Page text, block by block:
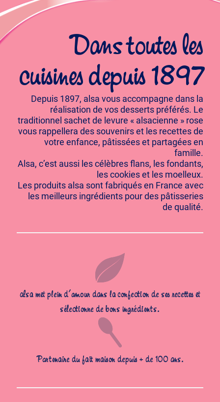
alsa met plein d’amour dans la confection de ses recettes et
sélectionne de bons ingrédients.
Partenaire du fait maison depuis + de 100 ans.
Dans toutes les
cuisines depuis 1897
Depuis 1897, alsa vous accompagne dans la
réalisation de vos desserts préférés. Le
traditionnel sachet de levure « alsacienne » rose
vous rappellera des souvenirs et les recettes de
votre enfance, pâtissées et partagées en
famille.
Alsa, c’est aussi les célèbres flans, les fondants,
les cookies et les moelleux.
Les produits alsa sont fabriqués en France avec
les meilleurs ingrédients pour des pâtisseries
de qualité.